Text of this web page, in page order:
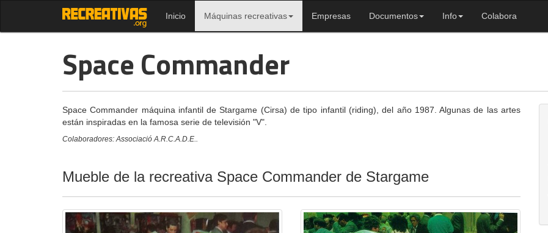
Inicio Máquinas recreativas Empresas Documentos Info Colabora
Space Commander
Space Commander máquina infantil de Stargame (Cirsa) de tipo infantil (riding), del año 1987. Algunas de las artes
están inspiradas en la famosa serie de televisión "V".
Colaboradores: Associació A.R.C.A.D.E..
Mueble de la recreativa Space Commander de Stargame